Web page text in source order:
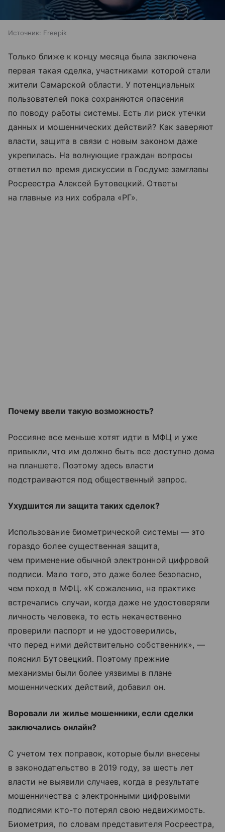
Источник: Freepik
Только ближе к концу месяца была заключена
первая такая сделка, участниками которой стали
жители Самарской области. У потенциальных
пользователей пока сохраняются опасения
по поводу работы системы. Есть ли риск утечки
данных и мошеннических действий? Как заверяют
власти, защита в связи с новым законом даже
укрепилась. На волнующие граждан вопросы
ответил во время дискуссии в Госдуме замглавы
Росреестра Алексей Бутовецкий. Ответы
на главные из них собрала «РГ».
Почему ввели такую возможность?
Россияне все меньше хотят идти в МФЦ и уже
привыкли, что им должно быть все доступно дома
на планшете. Поэтому здесь власти
подстраиваются под общественный запрос.
Ухудшится ли защита таких сделок?
Использование биометрической системы — это
гораздо более существенная защита,
чем применение обычной электронной цифровой
подписи. Мало того, это даже более безопасно,
чем поход в МФЦ. «К сожалению, на практике
встречались случаи, когда даже не удостоверяли
личность человека, то есть некачественно
проверили паспорт и не удостоверились,
что перед ними действительно собственник», —
пояснил Бутовецкий. Поэтому прежние
механизмы были более уязвимы в плане
мошеннических действий, добавил он.
Воровали ли жилье мошенники, если сделки
заключались онлайн?
С учетом тех поправок, которые были внесены
в законодательство в 2019 году, за шесть лет
власти не выявили случаев, когда в результате
мошенничества с электронными цифровыми
подписями кто-то потерял свою недвижимость.
Биометрия, по словам представителя Росреестра,